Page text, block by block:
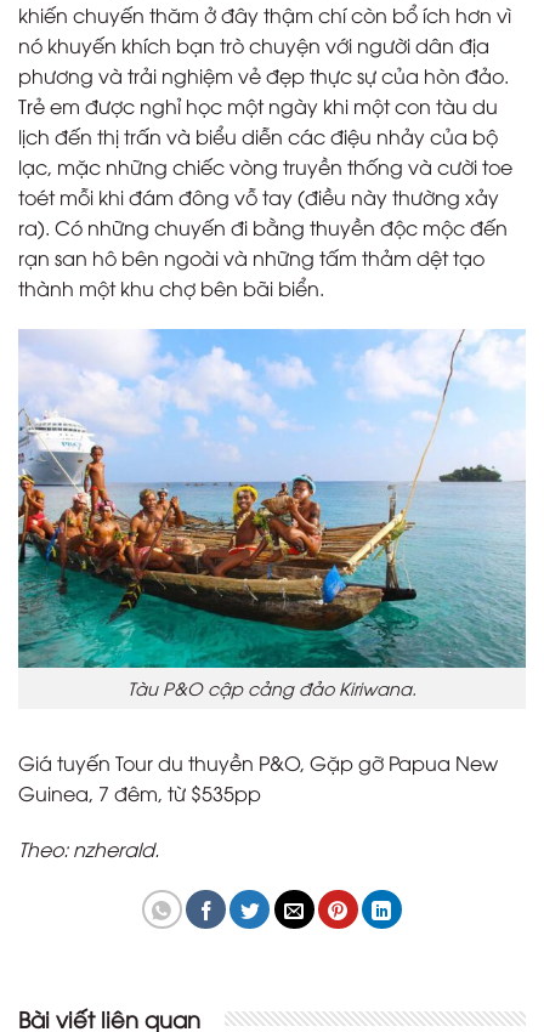
khiến chuyến thăm ở đây thậm chí còn bổ ích hơn vì
nó khuyến khích bạn trò chuyện với người dân địa
phương và trải nghiệm vẻ đẹp thực sự của hòn đảo.
Trẻ em được nghỉ học một ngày khi một con tàu du
lịch đến thị trấn và biểu diễn các điệu nhảy của bộ
lạc, mặc những chiếc vòng truyền thống và cười toe
toét mỗi khi đám đông vỗ tay (điều này thường xảy
ra). Có những chuyến đi bằng thuyền độc mộc đến
rạn san hô bên ngoài và những tấm thảm dệt tạo
thành một khu chợ bên bãi biển.
Tàu P&O cập cảng đảo Kiriwana.
Giá tuyến Tour du thuyền P&O, Gặp gỡ Papua New
Guinea, 7 đêm, từ $535pp
Theo: nzherald.
Bài viết liên quan